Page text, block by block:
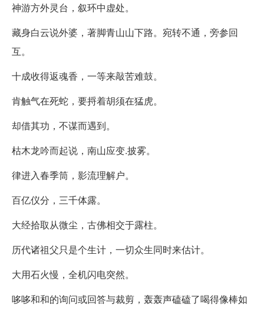
神游方外灵台，叙环中虚处。
藏身白云说外婆，著脚青山山下路。宛转不通，旁参回
互。
十成收得返魂香，一等来敲苦难鼓。
肯触气在死蛇，要捋着胡须在猛虎。
却借其功，不谋而遇到。
枯木龙吟而起说，南山应变.披雾。
律进入春季筒，影流理解户。
百亿仪分，三千体露。
大经拾取从微尘，古佛相交于露柱。
历代诸祖父只是个生计，一切众生同时来估计。
大用石火慢，全机闪电突然。
哆哆和和的询问或回答与裁剪，轰轰声磕磕了喝得像棒如